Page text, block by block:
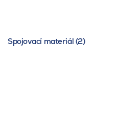
Spojovací materiál (2)